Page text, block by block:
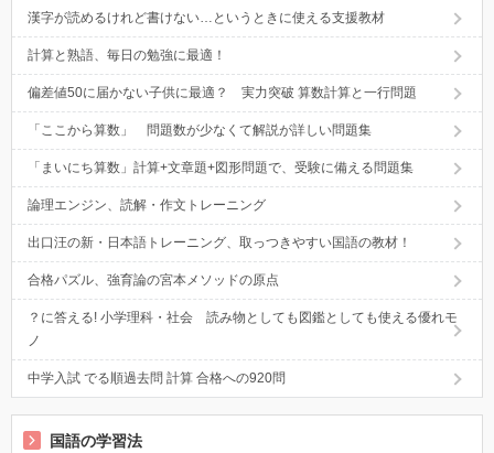
漢字が読めるけれど書けない…というときに使える支援教材
計算と熟語、毎日の勉強に最適！
偏差値50に届かない子供に最適？ 実力突破 算数計算と一行問題
「ここから算数」 問題数が少なくて解説が詳しい問題集
「まいにち算数」計算+文章題+図形問題で、受験に備える問題集
論理エンジン、読解・作文トレーニング
出口汪の新・日本語トレーニング、取っつきやすい国語の教材！
合格パズル、強育論の宮本メソッドの原点
？に答える! 小学理科・社会 読み物としても図鑑としても使える優れモ
ノ
中学入試 でる順過去問 計算 合格への920問
国語の学習法